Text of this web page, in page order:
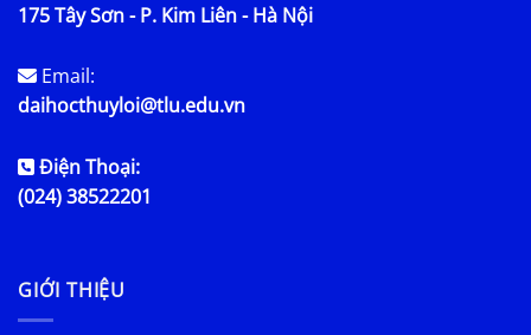
175 Tây Sơn - P. Kim Liên - Hà Nội
Email:
daihocthuyloi@tlu.edu.vn
Điện Thoại:
(024) 38522201
GIỚI THIỆU